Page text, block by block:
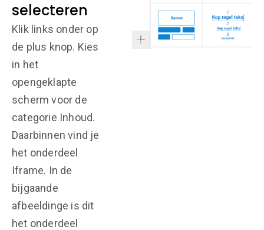
selecteren
Klik links onder op
de plus knop. Kies
in het
opengeklapte
scherm voor de
categorie Inhoud.
Daarbinnen vind je
het onderdeel
Iframe. In de
bijgaande
afbeeldinge is dit
het onderdeel